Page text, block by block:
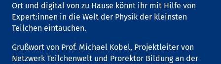
Ort und digital von zu Hause könnt ihr mit Hilfe von
Expert:innen in die Welt der Physik der kleinsten
Teilchen eintauchen.
Grußwort von Prof. Michael Kobel, Projektleiter von
Netzwerk Teilchenwelt und Prorektor Bildung an der